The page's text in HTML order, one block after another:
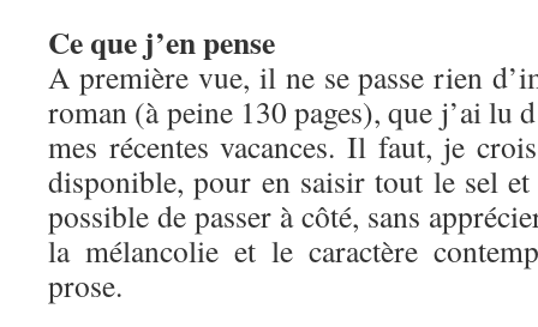
Ce que j’en pense
A première vue, il ne se passe rien
roman (à peine 130 pages), que j’ai lu
mes récentes vacances. Il faut, je
disponible, pour en saisir tout le sel
possible de passer à côté, sans
la mélancolie et le caractère
prose.